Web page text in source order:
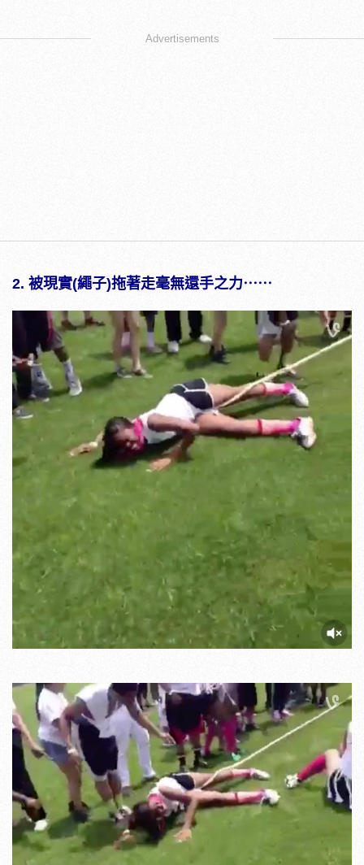
Advertisements
2. 被現實(繩子)拖著走毫無還手之力⋯⋯